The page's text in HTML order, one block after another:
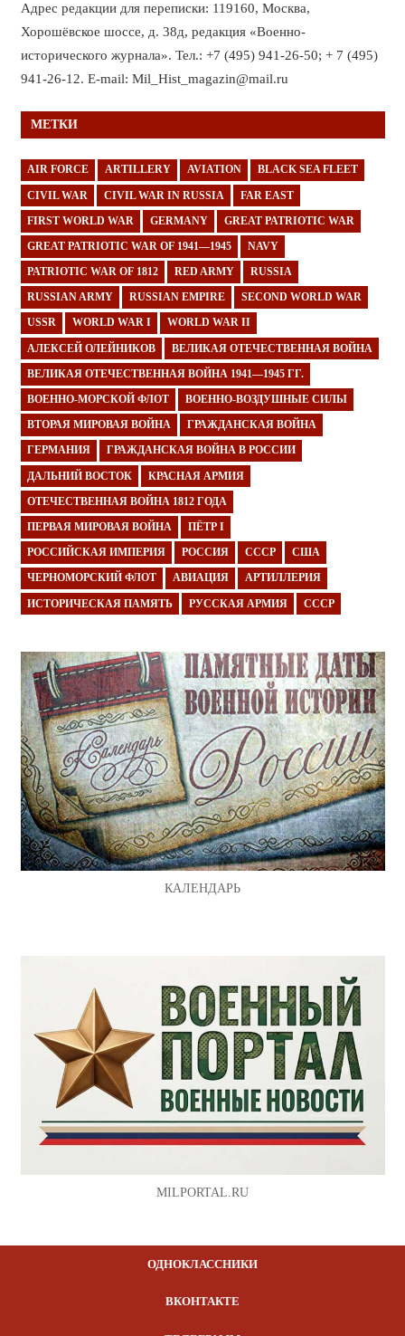
Адрес редакции для переписки: 119160, Москва,
Хорошёвское шоссе, д. 38д, редакция «Военно-
исторического журнала». Тел.: +7 (495) 941-26-50; + 7 (495)
941-26-12. E-mail: Mil_Hist_magazin@mail.ru
МЕТКИ
AIR FORCE ARTILLERY AVIATION BLACK SEA FLEET
CIVIL WAR CIVIL WAR IN RUSSIA FAR EAST
FIRST WORLD WAR GERMANY GREAT PATRIOTIC WAR
GREAT PATRIOTIC WAR OF 1941—1945 NAVY
PATRIOTIC WAR OF 1812 RED ARMY RUSSIA
RUSSIAN ARMY RUSSIAN EMPIRE SECOND WORLD WAR
USSR WORLD WAR I WORLD WAR II
АЛЕКСЕЙ ОЛЕЙНИКОВ ВЕЛИКАЯ ОТЕЧЕСТВЕННАЯ ВОЙНА
ВЕЛИКАЯ ОТЕЧЕСТВЕННАЯ ВОЙНА 1941—1945 ГГ.
ВОЕННО-МОРСКОЙ ФЛОТ ВОЕННО-ВОЗДУШНЫЕ СИЛЫ
ВТОРАЯ МИРОВАЯ ВОЙНА ГРАЖДАНСКАЯ ВОЙНА
ГЕРМАНИЯ ГРАЖДАНСКАЯ ВОЙНА В РОССИИ
ДАЛЬНИЙ ВОСТОК КРАСНАЯ АРМИЯ
ОТЕЧЕСТВЕННАЯ ВОЙНА 1812 ГОДА
ПЕРВАЯ МИРОВАЯ ВОЙНА ПЁТР I
РОССИЙСКАЯ ИМПЕРИЯ РОССИЯ СССР США
ЧЕРНОМОРСКИЙ ФЛОТ АВИАЦИЯ АРТИЛЛЕРИЯ
ИСТОРИЧЕСКАЯ ПАМЯТЬ РУССКАЯ АРМИЯ СССР
КАЛЕНДАРЬ
MILPORTAL.RU
ОДНОКЛАССНИКИ
ВКОНТАКТЕ